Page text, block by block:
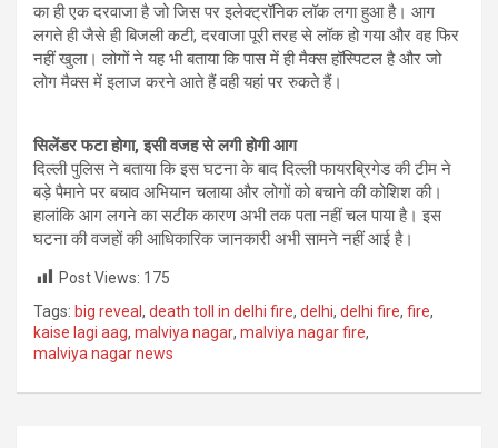
का ही एक दरवाजा है जो जिस पर इलेक्ट्रॉनिक लॉक लगा हुआ है। आग
लगते ही जैसे ही बिजली कटी, दरवाजा पूरी तरह से लॉक हो गया और वह फिर
नहीं खुला। लोगों ने यह भी बताया कि पास में ही मैक्स हॉस्पिटल है और जो
लोग मैक्स में इलाज करने आते हैं वही यहां पर रुकते हैं।
सिलेंडर फटा होगा, इसी वजह से लगी होगी आग
दिल्ली पुलिस ने बताया कि इस घटना के बाद दिल्ली फायरब्रिगेड की टीम ने
बड़े पैमाने पर बचाव अभियान चलाया और लोगों को बचाने की कोशिश की।
हालांकि आग लगने का सटीक कारण अभी तक पता नहीं चल पाया है। इस
घटना की वजहों की आधिकारिक जानकारी अभी सामने नहीं आई है।
Post Views: 175
Tags: big reveal , death toll in delhi fire, delhi, delhi fire, fire,
kaise lagi aag, malviya nagar, malviya nagar fire,
malviya nagar news